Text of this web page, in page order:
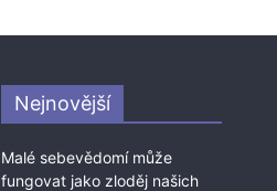
Nejnovější
Malé sebevědomí může
fungovat jako zloděj našich